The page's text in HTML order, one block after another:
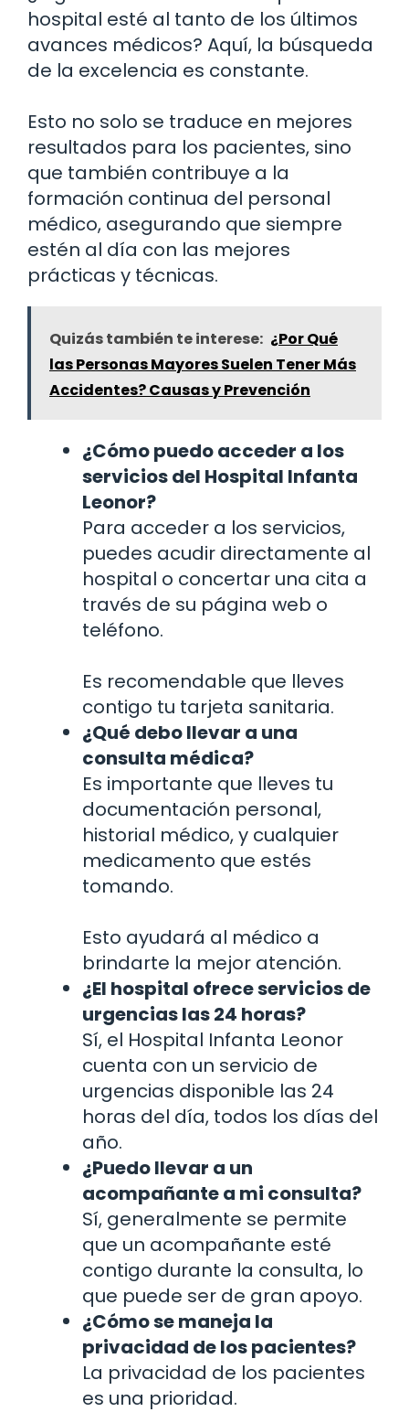
hospital esté al tanto de los últimos
avances médicos? Aquí, la búsqueda
de la excelencia es constante.
Esto no solo se traduce en mejores
resultados para los pacientes, sino
que también contribuye a la
formación continua del personal
médico, asegurando que siempre
estén al día con las mejores
prácticas y técnicas.
Quizás también te interese: ¿Por Qué
las Personas Mayores Suelen Tener Más
Accidentes? Causas y Prevención
¿Cómo puedo acceder a los
servicios del Hospital Infanta
Leonor?
Para acceder a los servicios,
puedes acudir directamente al
hospital o concertar una cita a
través de su página web o
teléfono.
Es recomendable que lleves
contigo tu tarjeta sanitaria.
¿Qué debo llevar a una
consulta médica?
Es importante que lleves tu
documentación personal,
historial médico, y cualquier
medicamento que estés
tomando.
Esto ayudará al médico a
brindarte la mejor atención.
¿El hospital ofrece servicios de
urgencias las 24 horas?
Sí, el Hospital Infanta Leonor
cuenta con un servicio de
urgencias disponible las 24
horas del día, todos los días del
año.
¿Puedo llevar a un
acompañante a mi consulta?
Sí, generalmente se permite
que un acompañante esté
contigo durante la consulta, lo
que puede ser de gran apoyo.
¿Cómo se maneja la
privacidad de los pacientes?
La privacidad de los pacientes
es una prioridad.